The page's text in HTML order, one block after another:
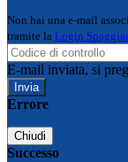
Non hai una e-mail
tramite la Login
E-mail inviata, si
Errore
Chiudi
Successo